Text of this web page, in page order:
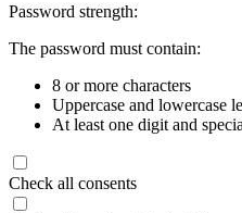
Password strength:
The password must contain:
8 or more characters
Uppercase and lowercase
At least one digit and
Check all consents